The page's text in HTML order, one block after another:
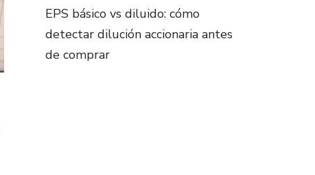
EPS básico vs diluido: cómo
detectar dilución accionaria antes
de comprar